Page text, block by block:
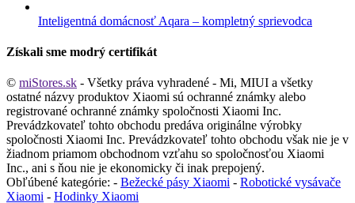
Inteligentná domácnosť Aqara – kompletný sprievodca
Získali sme modrý certifikát
© miStores.sk - Všetky práva vyhradené - Mi, MIUI a všetky
ostatné názvy produktov Xiaomi sú ochranné známky alebo
registrované ochranné známky spoločnosti Xiaomi Inc.
Prevádzkovateľ tohto obchodu predáva originálne výrobky
spoločnosti Xiaomi Inc. Prevádzkovateľ tohto obchodu však nie je v
žiadnom priamom obchodnom vzťahu so spoločnosťou Xiaomi
Inc., ani s ňou nie je ekonomicky či inak prepojený.
Obľúbené kategórie: - Bežecké pásy Xiaomi - Robotické vysávače
Xiaomi - Hodinky Xiaomi